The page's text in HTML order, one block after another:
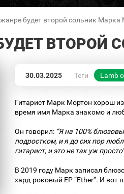
будет второй сольник Марка
ВТОРОЙ
30.03.2025 Теги Lamb
Гитарист Марк Мортон хорош
время имя Марка знакомо и
Он говорил:“Я на 100%
подростком, и я до сих пор
гитарист, и это не так уж
В 2019 году Марк записал
хард-роковый ЕР “Ether”. И вот